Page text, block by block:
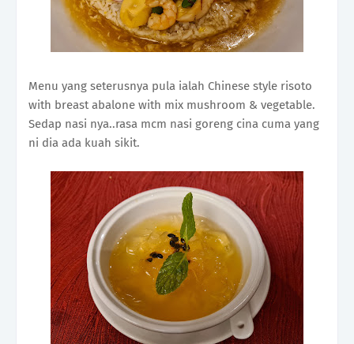
Menu yang seterusnya pula ialah Chinese style risoto
with breast abalone with mix mushroom & vegetable.
Sedap nasi nya..rasa mcm nasi goreng cina cuma yang
ni dia ada kuah sikit.